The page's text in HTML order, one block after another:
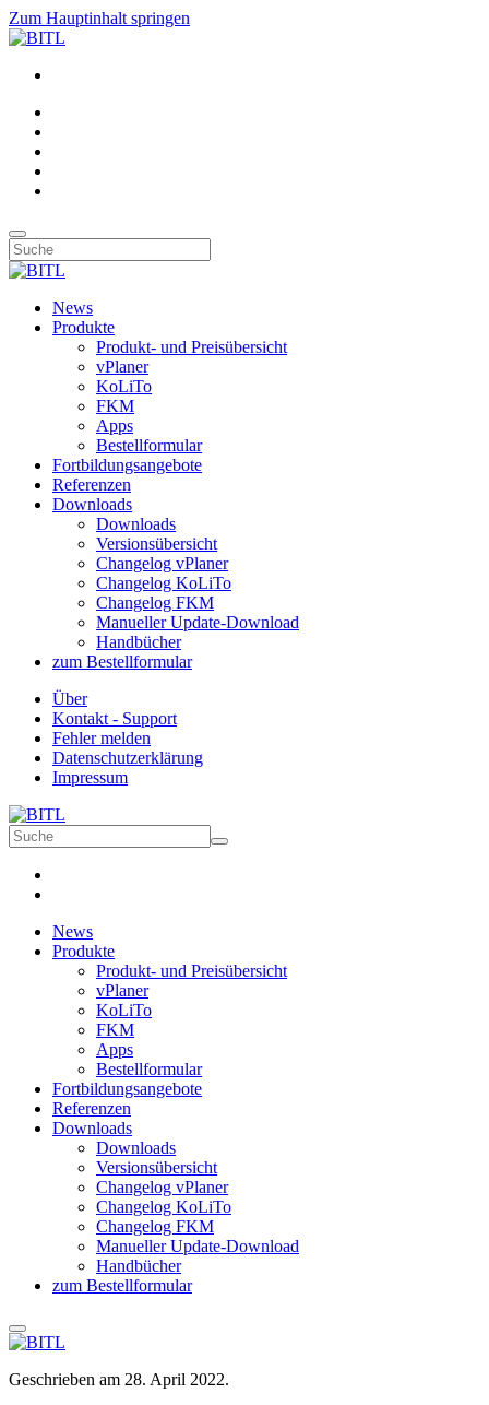
Zum Hauptinhalt springen
News
Produkte
Produkt- und Preisübersicht
vPlaner
KoLiTo
FKM
Apps
Bestellformular
Fortbildungsangebote
Referenzen
Downloads
Downloads
Versionsübersicht
Changelog vPlaner
Changelog KoLiTo
Changelog FKM
Manueller Update-Download
Handbücher
zum Bestellformular
Über
Kontakt - Support
Fehler melden
Datenschutzerklärung
Impressum
News
Produkte
Produkt- und Preisübersicht
vPlaner
KoLiTo
FKM
Apps
Bestellformular
Fortbildungsangebote
Referenzen
Downloads
Downloads
Versionsübersicht
Changelog vPlaner
Changelog KoLiTo
Changelog FKM
Manueller Update-Download
Handbücher
zum Bestellformular
Geschrieben am 28. April 2022.